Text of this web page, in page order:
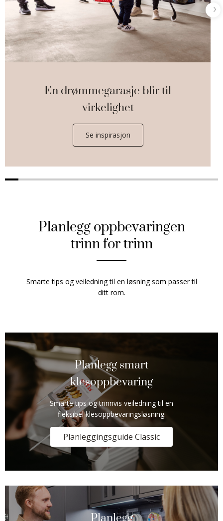
En drømmegarasje blir til
virkelighet
Se inspirasjon
Planlegg oppbevaringen
trinn for trinn
Smarte tips og veiledning til en løsning som passer til
ditt rom.
Planlegg smart
klesoppbevaring
Smarte tips og trinnvis veiledning til en
fleksibel klesoppbevaringsløsning.
Planleggingsguide Classic
Planlegg